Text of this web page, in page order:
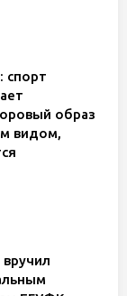
спорт
образ
видом,